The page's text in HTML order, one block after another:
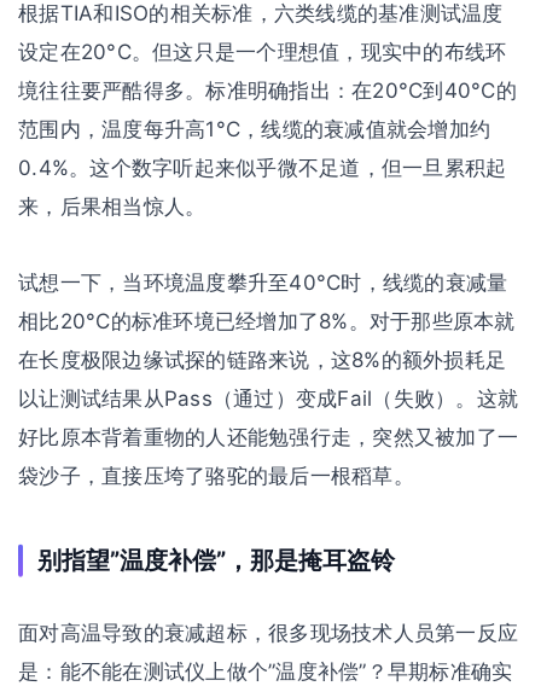
根据TIA和ISO的相关标准，六类线缆的基准测试温度
设定在20°C。但这只是一个理想值，现实中的布线环
境往往要严酷得多。标准明确指出：在20°C到40°C的
范围内，温度每升高1°C，线缆的衰减值就会增加约
0.4%。这个数字听起来似乎微不足道，但一旦累积起
来，后果相当惊人。
试想一下，当环境温度攀升至40°C时，线缆的衰减量
相比20°C的标准环境已经增加了8%。对于那些原本就
在长度极限边缘试探的链路来说，这8%的额外损耗足
以让测试结果从Pass（通过）变成Fail（失败）。这就
好比原本背着重物的人还能勉强行走，突然又被加了一
袋沙子，直接压垮了骆驼的最后一根稻草。
别指望”温度补偿”，那是掩耳盗铃
面对高温导致的衰减超标，很多现场技术人员第一反应
是：能不能在测试仪上做个”温度补偿”？早期标准确实